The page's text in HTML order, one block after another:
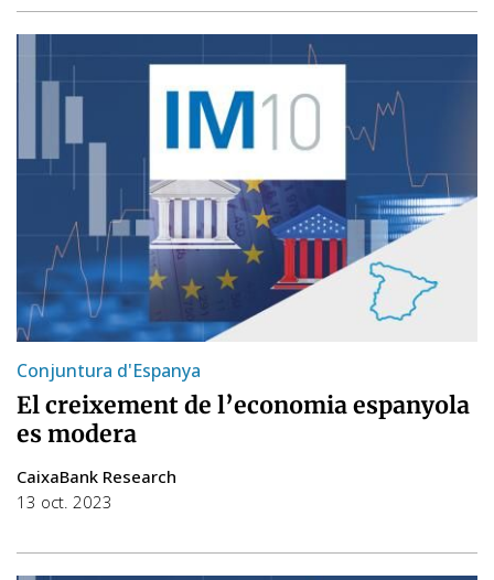
Conjuntura d'Espanya
El creixement de l’economia espanyola
es modera
CaixaBank Research
13 oct. 2023